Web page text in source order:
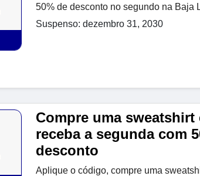
50% de desconto no segundo na Baja
Suspenso: dezembro 31, 2030
Compre uma sweatshirt
receba a segunda com
desconto
Aplique o código, compre uma